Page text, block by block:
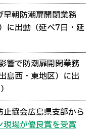
朝防潮扉開閉業務
に出動（延べ7日・延
響で防潮扉開閉業務
島西・東地区）に出
協会広島県支部から
場が優良賞を受賞